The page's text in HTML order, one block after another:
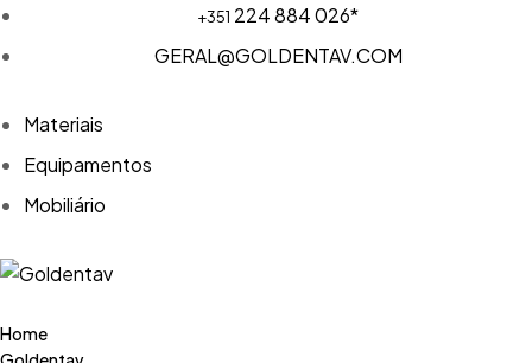
+351 224 884 026*
GERAL@GOLDENTAV.COM
Materiais
Equipamentos
Mobiliário
Home